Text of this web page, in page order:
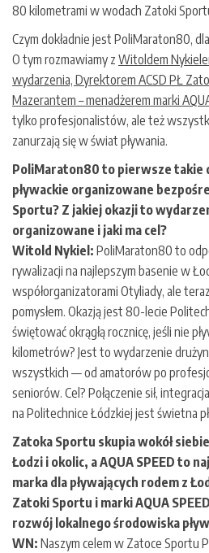
80 kilometrami w wodach Zatoki
Czym dokładnie jest PoliMaraton80,
O tym rozmawiamy z Witoldem
wydarzenia, Dyrektorem ACSD PŁ
Mazerantem – menadżerem marki
tylko profesjonalistów, ale też
zanurzają się w świat pływania.
PoliMaraton80 to pierwsze takie
pływackie organizowane
Sportu? Z jakiej okazji to
organizowane i jaki ma cel?
Witold Nykiel: PoliMaraton80 to
rywalizacji na najlepszym basenie w
współorganizatorami Otyliady, ale
pomysłem. Okazją jest 80-lecie
świętować okrągłą rocznicę, jeśli nie
kilometrów? Jest to wydarzenie
wszystkich — od amatorów po
seniorów. Cel? Połączenie sił,
na Politechnice Łódzkiej jest świetna
Zatoka Sportu skupia wokół
Łodzi i okolic, a AQUA SPEED to
marka dla pływających rodem z
Zatoki Sportu i marki AQUA
rozwój lokalnego środowiska
WN: Naszym celem w Zatoce Sportu